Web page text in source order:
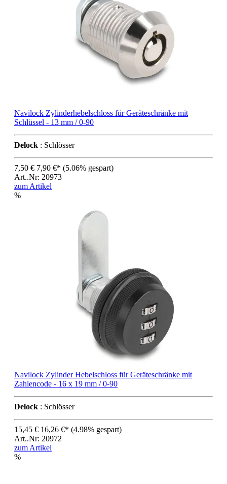
Navilock Zylinderhebelschloss für Geräteschränke mit
Schlüssel - 13 mm / 0-90
Delock : Schlösser
7,50 € 7,90 €* (5.06% gespart)
Art..Nr: 20973
zum Artikel
%
Navilock Zylinder Hebelschloss für Geräteschränke mit
Zahlencode - 16 x 19 mm / 0-90
Delock : Schlösser
15,45 € 16,26 €* (4.98% gespart)
Art..Nr: 20972
zum Artikel
%